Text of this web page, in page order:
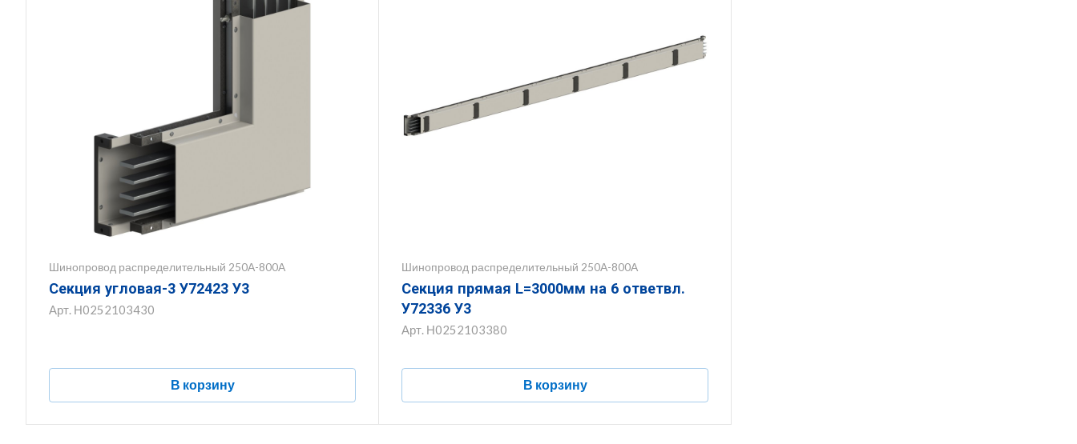
Шинопровод распределительный 250А-800А
Секция угловая-3 У72423 У3
Арт. Н0252103430
В корзину
Шинопровод распределительный 250А-800А
Секция прямая L=3000мм на 6 ответвл.
У72336 У3
Арт. Н0252103380
В корзину